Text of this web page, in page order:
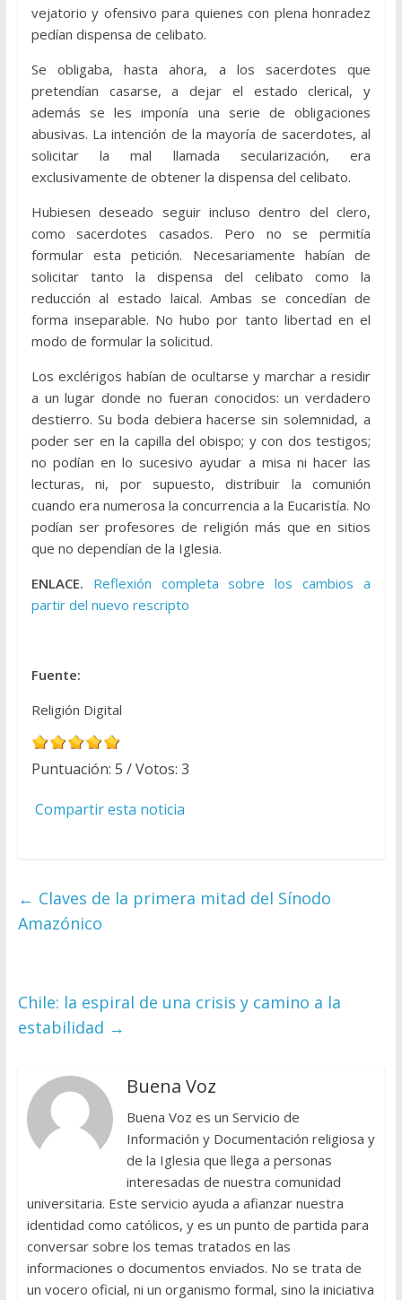
vejatorio y ofensivo para quienes con plena honradez
pedían dispensa de celibato.
Se obligaba, hasta ahora, a los sacerdotes que
pretendían casarse, a dejar el estado clerical, y
además se les imponía una serie de obligaciones
abusivas. La intención de la mayoría de sacerdotes, al
solicitar la mal llamada secularización, era
exclusivamente de obtener la dispensa del celibato.
Hubiesen deseado seguir incluso dentro del clero,
como sacerdotes casados. Pero no se permitía
formular esta petición. Necesariamente habían de
solicitar tanto la dispensa del celibato como la
reducción al estado laical. Ambas se concedían de
forma inseparable. No hubo por tanto libertad en el
modo de formular la solicitud.
Los exclérigos habían de ocultarse y marchar a residir
a un lugar donde no fueran conocidos: un verdadero
destierro. Su boda debiera hacerse sin solemnidad, a
poder ser en la capilla del obispo; y con dos testigos;
no podían en lo sucesivo ayudar a misa ni hacer las
lecturas, ni, por supuesto, distribuir la comunión
cuando era numerosa la concurrencia a la Eucaristía. No
podían ser profesores de religión más que en sitios
que no dependían de la Iglesia.
ENLACE.
Reflexión completa sobre los cambios a
partir del nuevo rescripto
Fuente:
Religión Digital
Puntuación: 5 / Votos: 3
Compartir esta noticia
← Claves de la primera mitad del Sínodo
Amazónico
Chile: la espiral de una crisis y camino a la
estabilidad →
Buena Voz
Buena Voz es un Servicio de
Información y Documentación religiosa y
de la Iglesia que llega a personas
interesadas de nuestra comunidad
universitaria. Este servicio ayuda a afianzar nuestra
identidad como católicos, y es un punto de partida para
conversar sobre los temas tratados en las
informaciones o documentos enviados. No se trata de
un vocero oficial, ni un organismo formal, sino la iniciativa